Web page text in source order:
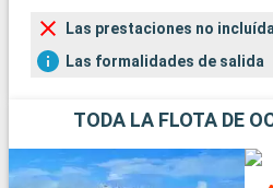
Las prestaciones no
Las formalidades de salida
TODA LA FLOTA DE